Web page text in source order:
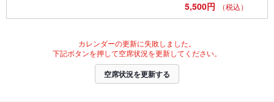
5,500円 （税込）
カレンダーの更新に失敗しました。
下記ボタンを押して空席状況を更新してください。
空席状況を更新する